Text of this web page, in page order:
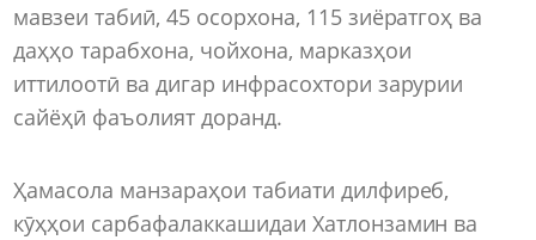
мавзеи табиӣ, 45 осорхона, 115 зиёратгоҳ ва
даҳҳо тарабхона, чойхона, марказҳои
иттилоотӣ ва дигар инфрасохтори зарурии
сайёҳӣ фаъолият доранд.
Ҳамасола манзараҳои табиати дилфиреб,
кӯҳҳои сарбафалаккашидаи Хатлонзамин ва